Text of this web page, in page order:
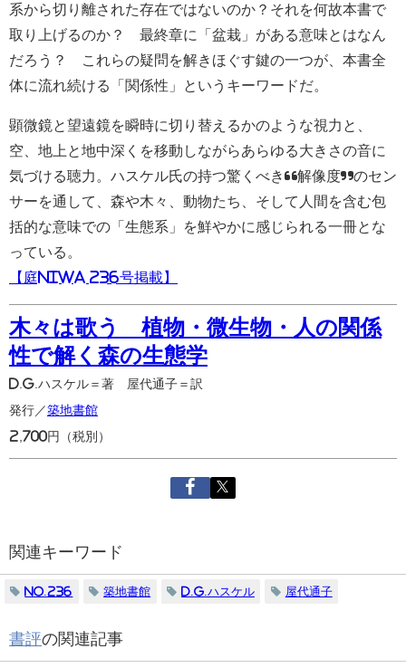
系から切り離された存在ではないのか？それを何故本書で
取り上げるのか？ 最終章に「盆栽」がある意味とはなん
だろう？ これらの疑問を解きほぐす鍵の一つが、本書全
体に流れ続ける「関係性」というキーワードだ。
顕微鏡と望遠鏡を瞬時に切り替えるかのような視力と、
空、地上と地中深くを移動しながらあらゆる大きさの音に
気づける聴力。ハスケル氏の持つ驚くべき“解像度”のセン
サーを通して、森や木々、動物たち、そして人間を含む包
括的な意味での「生態系」を鮮やかに感じられる一冊とな
っている。
【庭NIWA 236号掲載】
木々は歌う 植物・微生物・人の関係
性で解く森の生態学
D.G.ハスケル＝著 屋代通子＝訳
発行／築地書館
2,700円（税別）
関連キーワード
No.236 築地書館 D.G.ハスケル 屋代通子
書評の関連記事